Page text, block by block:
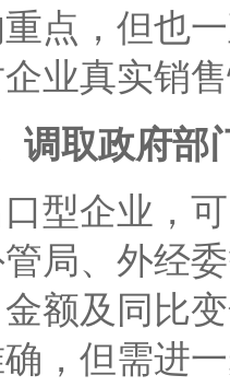
点，但也
业真实销
取政府部
型企业，
局、外经
额及同比
，但需进